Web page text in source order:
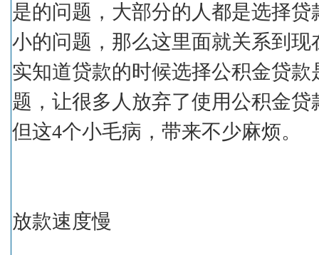
是的问题，大部分的人都是选择
小的问题，那么这里面就关系到
实知道贷款的时候选择公积金贷
题，让很多人放弃了使用公积金
但这4个小毛病，带来不少麻烦。
放款速度慢